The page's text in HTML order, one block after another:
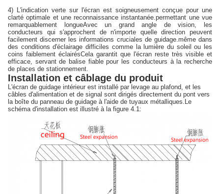
4) L'indication verte sur l'écran est soigneusement conçue pour une
clarté optimale et une reconnaissance instantanée.permettant une vue
remarquablement longueAvec un grand angle de vision, les
conducteurs qui s'approchent de n'importe quelle direction peuvent
facilement discerner les informations cruciales de guidage.même dans
des conditions d'éclairage difficiles comme la lumière du soleil ou les
coins faiblement éclairésCela garantit que l'écran reste très visible et
efficace, servant de balise fiable pour les conducteurs à la recherche
de places de stationnement.
Installation et câblage du produit
L'écran de guidage intérieur est installé par levage au plafond, et les
câbles d'alimentation et de signal sont dirigés directement du pont vers
la boîte du panneau de guidage à l'aide de tuyaux métalliques.Le
schéma d'installation est illustré à la figure 4.1: